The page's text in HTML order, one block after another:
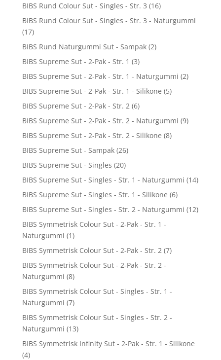
BIBS Rund Colour Sut - Singles - Str. 3 (16)
BIBS Rund Colour Sut - Singles - Str. 3 - Naturgummi
(17)
BIBS Rund Naturgummi Sut - Sampak (2)
BIBS Supreme Sut - 2-Pak - Str. 1 (3)
BIBS Supreme Sut - 2-Pak - Str. 1 - Naturgummi (2)
BIBS Supreme Sut - 2-Pak - Str. 1 - Silikone (5)
BIBS Supreme Sut - 2-Pak - Str. 2 (6)
BIBS Supreme Sut - 2-Pak - Str. 2 - Naturgummi (9)
BIBS Supreme Sut - 2-Pak - Str. 2 - Silikone (8)
BIBS Supreme Sut - Sampak (26)
BIBS Supreme Sut - Singles (20)
BIBS Supreme Sut - Singles - Str. 1 - Naturgummi (14)
BIBS Supreme Sut - Singles - Str. 1 - Silikone (6)
BIBS Supreme Sut - Singles - Str. 2 - Naturgummi (12)
BIBS Symmetrisk Colour Sut - 2-Pak - Str. 1 -
Naturgummi (1)
BIBS Symmetrisk Colour Sut - 2-Pak - Str. 2 (7)
BIBS Symmetrisk Colour Sut - 2-Pak - Str. 2 -
Naturgummi (8)
BIBS Symmetrisk Colour Sut - Singles - Str. 1 -
Naturgummi (7)
BIBS Symmetrisk Colour Sut - Singles - Str. 2 -
Naturgummi (13)
BIBS Symmetrisk Infinity Sut - 2-Pak - Str. 1 - Silikone
(4)